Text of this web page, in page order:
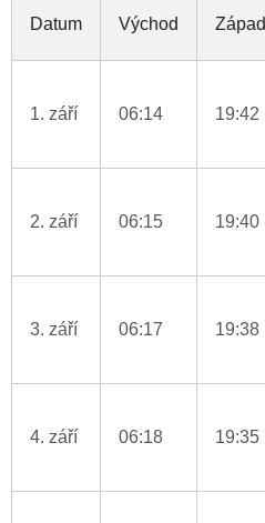
Datum Východ Západ
1. září 06:14 19:42
2. září 06:15 19:40
3. září 06:17 19:38
4. září 06:18 19:35